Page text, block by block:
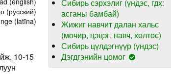
(ру́сский)
(latīna)
10-15
Сибирь сэрхэлиг (үндэс, гдх:
асганы бамбай)
Жижиг навчит далан хальс
(мөчир, цэцэг, навч, холтос)
Сибирь цүлдэгнүүр (үндэс)
Дэгдгэнийн цомог